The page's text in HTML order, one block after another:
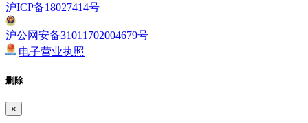
沪ICP备18027414号
沪公网安备31011702004679号
电子营业执照
删除
×